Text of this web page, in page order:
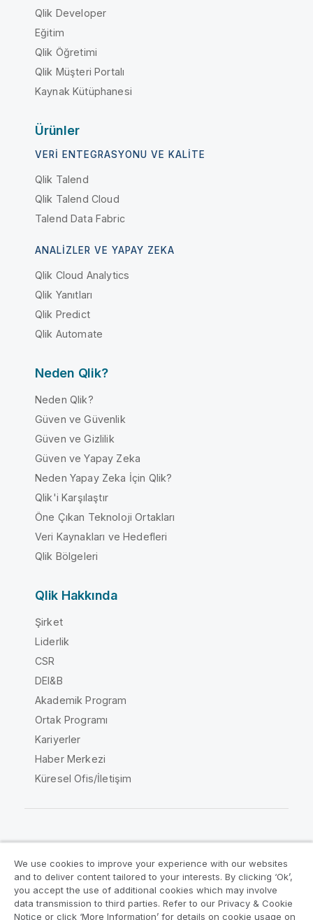
Qlik Developer
Eğitim
Qlik Öğretimi
Qlik Müşteri Portalı
Kaynak Kütüphanesi
Ürünler
VERI ENTEGRASYONU VE KALITE
Qlik Talend
Qlik Talend Cloud
Talend Data Fabric
ANALIZLER VE YAPAY ZEKA
Qlik Cloud Analytics
Qlik Yanıtları
Qlik Predict
Qlik Automate
Neden Qlik?
Neden Qlik?
Güven ve Güvenlik
Güven ve Gizlilik
Güven ve Yapay Zeka
Neden Yapay Zeka İçin Qlik?
Qlik'i Karşılaştır
Öne Çıkan Teknoloji Ortakları
Veri Kaynakları ve Hedefleri
Qlik Bölgeleri
Qlik Hakkında
Şirket
Liderlik
CSR
DEI&B
Akademik Program
Ortak Programı
Kariyerler
Haber Merkezi
Küresel Ofis/İletişim
Yasal sözleşmeler
Ürün Koşulları
Legal Policies
Legal Policies
We use cookies to improve your experience with our websites
and to deliver content tailored to your interests. By clicking ‘Ok’,
you accept the use of additional cookies which may involve
data transmission to third parties. Refer to our Privacy & Cookie
Notice or click ‘More Information’ for details on cookie usage on